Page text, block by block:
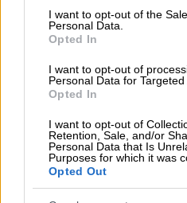
consent section.
I want to opt-out of the
Personal Data.
Opted In
I want to opt-out of
Personal Data for Targeted
Opted In
I want to opt-out of
Retention, Sale, and/or
Personal Data that Is
Purposes for which it was
Opted Out
Procountoriin aluksi jopa
järjestelmät saattavat
niiden käytön opetteluun
Procountoria vastaavista
kokemusta. Procountor-
positiivisesti.
uusi ohjelma auttoi
taloushallinnosta saman